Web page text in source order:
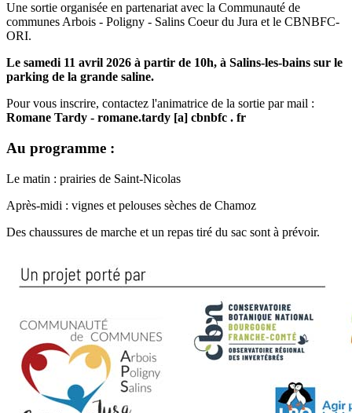
Une sortie organisée en partenariat avec la Communauté de
communes Arbois - Poligny - Salins Coeur du Jura et le CBNBFC-
ORI.
Le samedi 11 avril 2026 à partir de 10h, à Salins-les-bains sur le
parking de la grande saline.
Pour vous inscrire, contactez l'animatrice de la sortie par mail :
Romane Tardy - romane.tardy [a] cbnbfc . fr
Au programme :
Le matin : prairies de Saint-Nicolas
Après-midi : vignes et pelouses sèches de Chamoz
Des chaussures de marche et un repas tiré du sac sont à prévoir.